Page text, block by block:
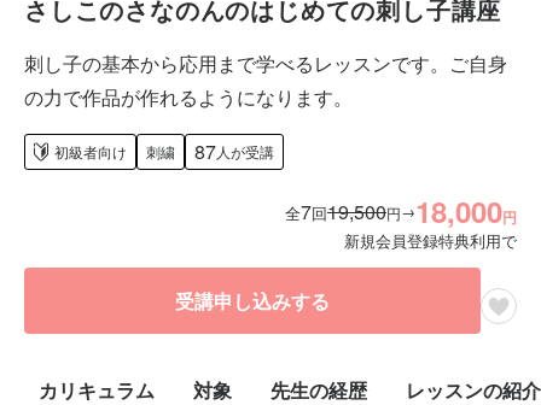
さしこのさなのんのはじめての刺し子講座
刺し子の基本から応用まで学べるレッスンです。ご自身
の力で作品が作れるようになります。
初級者向け 刺繍 87人が受講
全7回19,500円→18,000円
新規会員登録特典利用で
受講申し込みする
カリキュラム 対象 先生の経歴 レッスンの紹介